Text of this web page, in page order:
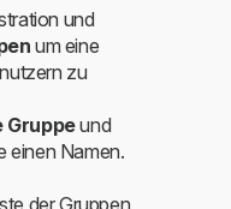
und
um eine
zu
Gruppeund
einen Namen.